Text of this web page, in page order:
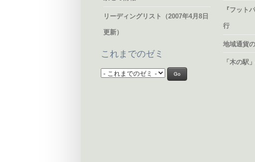
リーディングリスト（2007年4月8日
更新）
これまでのゼミ
『フット
行
地域通貨
「木の駅